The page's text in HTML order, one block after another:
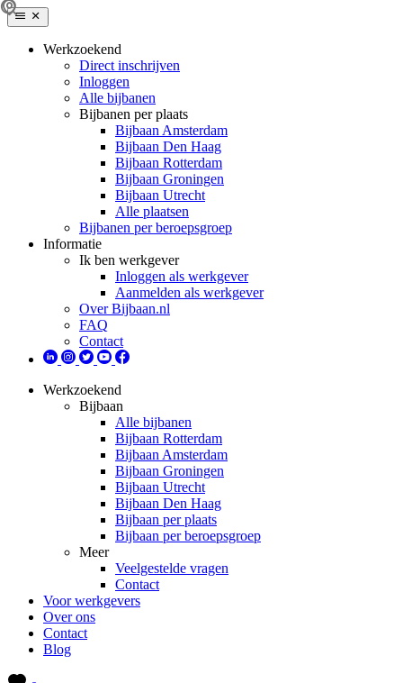
Werkzoekend
Direct inschrijven
Inloggen
Alle bijbanen
Bijbanen per plaats
Bijbaan Amsterdam
Bijbaan Den Haag
Bijbaan Rotterdam
Bijbaan Groningen
Bijbaan Utrecht
Alle plaatsen
Bijbanen per beroepsgroep
Informatie
Ik ben werkgever
Inloggen als werkgever
Aanmelden als werkgever
Over Bijbaan.nl
FAQ
Contact
Werkzoekend
Bijbaan
Alle bijbanen
Bijbaan Rotterdam
Bijbaan Amsterdam
Bijbaan Groningen
Bijbaan Utrecht
Bijbaan Den Haag
Bijbaan per plaats
Bijbaan per beroepsgroep
Meer
Veelgestelde vragen
Contact
Voor werkgevers
Over ons
Contact
Blog